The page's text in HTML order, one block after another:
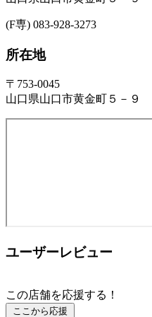
(F専) 083-928-3273
所在地
〒753-0045
山口県山口市黄金町５－９
ユーザーレビュー
この店舗を応援する！
ここから応援